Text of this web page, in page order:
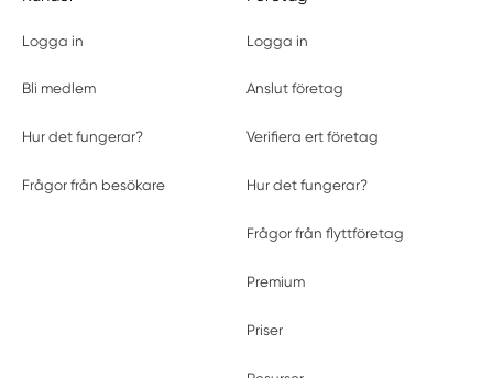
Logga in
Bli medlem
Hur det fungerar?
Frågor från besökare
Logga in
Anslut företag
Verifiera ert företag
Hur det fungerar?
Frågor från flyttföretag
Premium
Priser